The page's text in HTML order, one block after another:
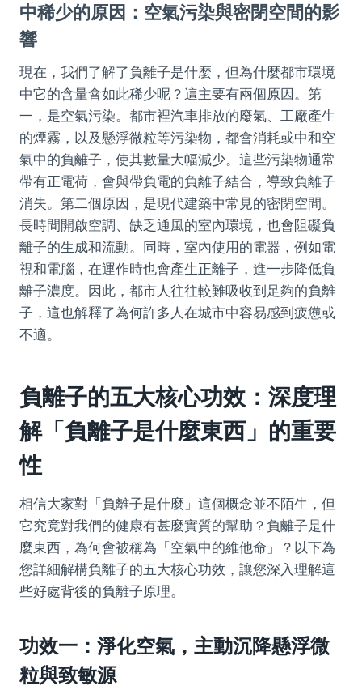
中稀少的原因：空氣污染與密閉空間的影
響
現在，我們了解了負離子是什麼，但為什麼都市環境
中它的含量會如此稀少呢？這主要有兩個原因。第
一，是空氣污染。都市裡汽車排放的廢氣、工廠產生
的煙霧，以及懸浮微粒等污染物，都會消耗或中和空
氣中的負離子，使其數量大幅減少。這些污染物通常
帶有正電荷，會與帶負電的負離子結合，導致負離子
消失。第二個原因，是現代建築中常見的密閉空間。
長時間開啟空調、缺乏通風的室內環境，也會阻礙負
離子的生成和流動。同時，室內使用的電器，例如電
視和電腦，在運作時也會產生正離子，進一步降低負
離子濃度。因此，都市人往往較難吸收到足夠的負離
子，這也解釋了為何許多人在城市中容易感到疲憊或
不適。
負離子的五大核心功效：深度理
解「負離子是什麼東西」的重要
性
相信大家對「負離子是什麼」這個概念並不陌生，但
它究竟對我們的健康有甚麼實質的幫助？負離子是什
麼東西，為何會被稱為「空氣中的維他命」？以下為
您詳細解構負離子的五大核心功效，讓您深入理解這
些好處背後的負離子原理。
功效一：淨化空氣，主動沉降懸浮微
粒與致敏源